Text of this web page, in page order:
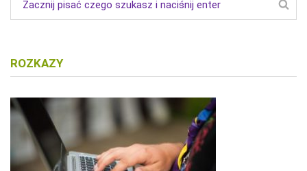
ROZKAZY